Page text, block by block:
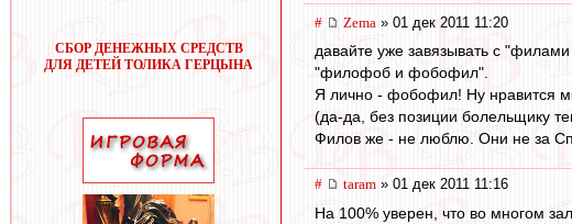
СБОР ДЕНЕЖНЫХ СРЕДСТВ
ДЛЯ ДЕТЕЙ ТОЛИКА ГЕРЦЫНА
# Zema » 01 дек 2011 11:20
давайте уже завязывать с
"филофоб и фобофил".
Я лично - фобофил! Ну нравится
(да-да, без позиции болельщику
Филов же - не люблю. Они не за
# taram » 01 дек 2011 11:16
На 100% уверен, что во многом